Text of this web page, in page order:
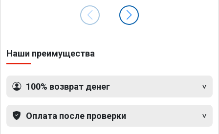
Наши преимущества
100% возврат денег
Оплата после проверки